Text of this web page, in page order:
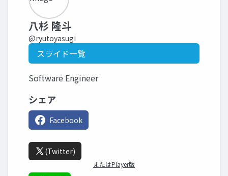
八杉 隆斗
@ryutoyasugi
スライド一覧
Software Engineer
シェア
Facebook
(Twitter)
またはPlayer版